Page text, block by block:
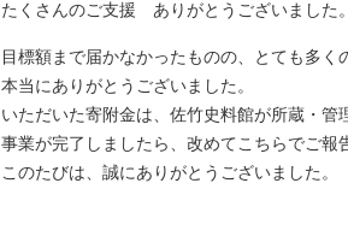
たくさんのご支援 ありがとうございました。
目標額まで届かなかったものの、とても多く
本当にありがとうございました。
いただいた寄附金は、佐竹史料館が所蔵・管
事業が完了しましたら、改めてこちらでご報
このたびは、誠にありがとうございました。